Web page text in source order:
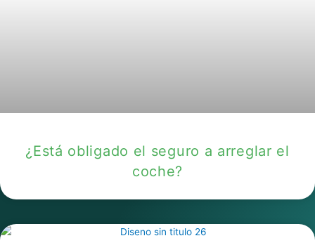
¿Está obligado el seguro a arreglar el
coche?